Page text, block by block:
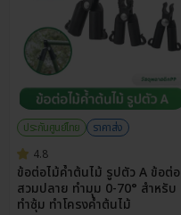
ประกันศูนย์ไทย
ราคาส่ง
4.8
ข้อต่อไม้ค้ำต้นไม้ รูปตัว A ข้อต่อ
สวมปลาย ทำมุม 0-70° สำหรับ
ทำซุ้ม ทำโครงค้ำต้นไม้